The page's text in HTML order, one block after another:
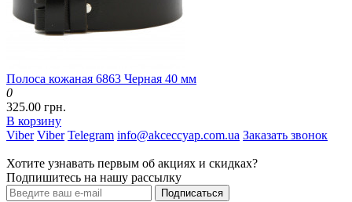
Полоса кожаная 6863 Черная 40 мм
0
325.00 грн.
В корзину
Viber Viber Telegram info@akceccyap.com.ua Заказать звонок
Хотите узнавать первым об акциях и скидках?
Подпишитесь на нашу рассылку
Подписаться